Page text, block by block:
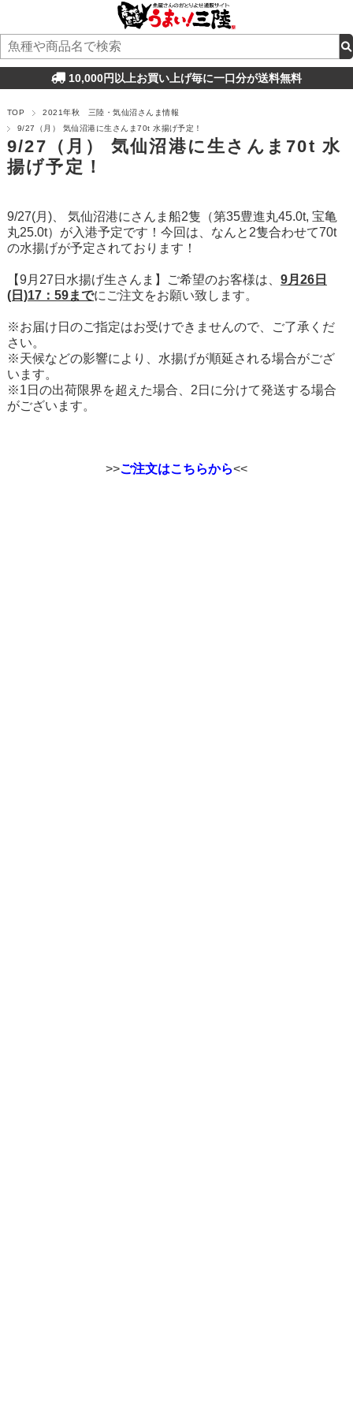
10,000円以上お買い上げ毎に一口分が送料無料
TOP
2021年秋 三陸・気仙沼さんま情報
9/27（月） 気仙沼港に生さんま70t 水揚げ予定！
9/27（月） 気仙沼港に生さんま70t 水
揚げ予定！
9/27(月)、 気仙沼港にさんま船2隻（第35豊進丸45.0t, 宝亀
丸25.0t）が入港予定です！今回は、なんと2隻合わせて70t
の水揚げが予定されております！
【9月27日水揚げ生さんま】ご希望のお客様は、 9月26日
(日)17：59までにご注文をお願い致します。
※お届け日のご指定はお受けできませんので、ご了承くだ
さい。
※天候などの影響により、水揚げが順延される場合がござ
います。
※1日の出荷限界を超えた場合、2日に分けて発送する場合
がございます。
>>ご注文はこちらから<<